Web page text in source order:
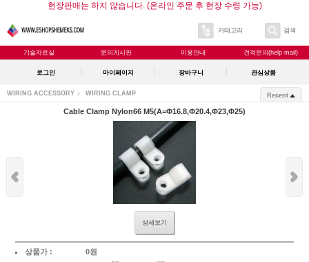
현장판매는 하지 않습니다. (온라인 주문 후 현장 수령 가능)
카테고리 검색
기술자료실 문의게시판 이용안내 견적문의(help mail)
로그인 마이페이지 장바구니 관심상품
WIRING ACCESSORY WIRING CLAMP Recent
Cable Clamp Nylon66 M5(A=Φ16.8,Φ20.4,Φ23,Φ25)
상세보기
상품가 :
0원